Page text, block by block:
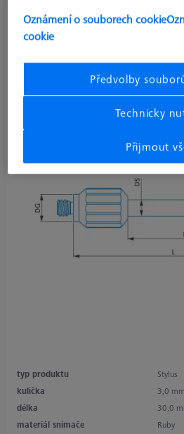
Snímač s plastovým pouzdrem
L30
626103-0307-030
typ produktu
Stylus
kulička
3,0 mm
délka
30,0
materiál snímače
Ruby
Oznámení o souborech cookie
cookie
Předvolby
Technicky
Přijmout